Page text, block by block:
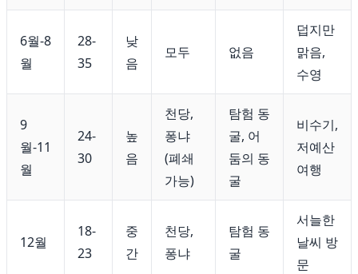
6월-8
월
28-
35
낮
음
모두 없음
덥지만
맑음,
수영
9
월-11
월
24-
30
높
음
천당,
퐁냐
(폐쇄
가능)
탐험 동
굴, 어
둠의 동
굴
비수기,
저예산
여행
12월
18-
23
중
간
천당,
퐁냐
탐험 동
굴
서늘한
날씨 방
문